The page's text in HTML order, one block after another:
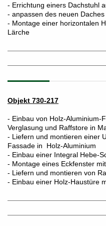
- Errichtung einers Dachstuhl
- anpassen des neuen
- Montage einer horizontalen
Lärche
Objekt 730-217
- Einbau von Holz-Aluminium-
Verglasung und Raffstore in
- Liefern und montieren einer
Fassade in Holz-Aluminium
- Einbau einer Integral Hebe-
- Montage eines Eckfenster
- Liefern und montieren von
- Einbau einer Holz-Haustüre